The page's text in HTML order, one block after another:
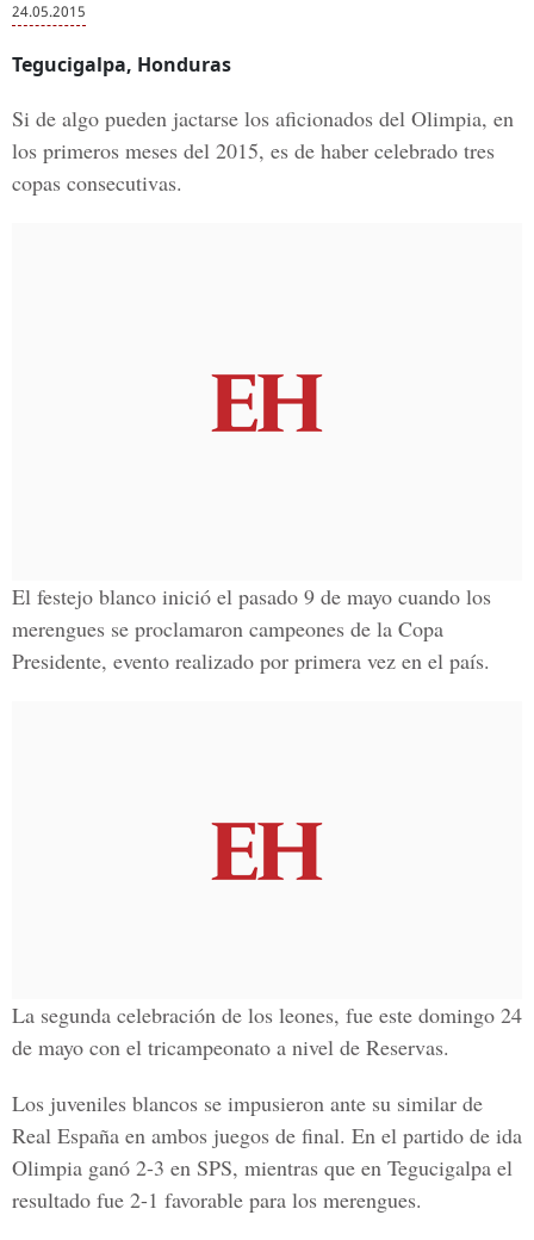
24.05.2015
Tegucigalpa, Honduras
Si de algo pueden jactarse los aficionados del Olimpia, en
los primeros meses del 2015, es de haber celebrado tres
copas consecutivas.
El festejo blanco inició el pasado 9 de mayo cuando los
merengues se proclamaron campeones de la Copa
Presidente, evento realizado por primera vez en el país.
La segunda celebración de los leones, fue este domingo 24
de mayo con el tricampeonato a nivel de Reservas.
Los juveniles blancos se impusieron ante su similar de
Real España en ambos juegos de final. En el partido de ida
Olimpia ganó 2-3 en SPS, mientras que en Tegucigalpa el
resultado fue 2-1 favorable para los merengues.